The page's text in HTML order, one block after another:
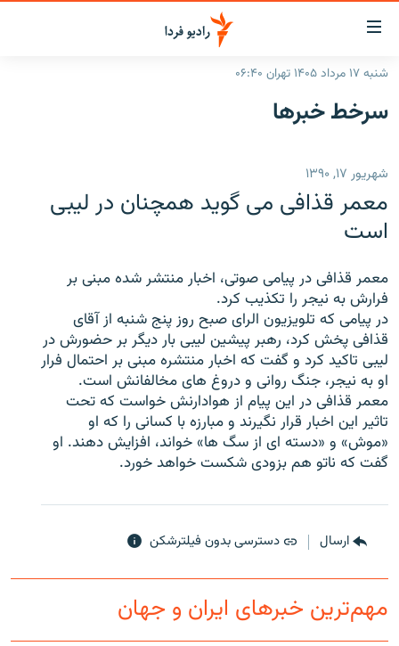
لینک‌های
قابلیت
دسترسی
بازگشت
اصلی
رفتن
صفحه
ایران
انتخاب کنید و بشنوید
فرکانس‌ها
پادکست
گزارش‌های تصویری
گزارش‌های ویدئویی
زنان فردا
English
به ما بپیوندید
زبان‌های دیگر
شنبه ۱۷ مرداد ۱۴۰۵ تهران ۰۶:۴۰
سرخط‌ خبرها
شهریور ۱۷, ۱۳۹۰
معمر قذافی می گوید همچنان در لیبی
است
معمر قذافی در پیامی صوتی، اخبار منتشر شده مبنی بر
فرارش به نیجر را تکذیب کرد.
در پیامی که تلویزیون الرای صبح روز پنج شنبه از آقای
قذافی پخش کرد، رهبر پیشین لیبی بار دیگر بر حضورش در
لیبی تاکید کرد و گفت که اخبار منتشره مبنی بر احتمال فرار
او به نیجر، جنگ روانی و دروغ های مخالفانش است.
معمر قذافی در این پیام از هوادارنش خواست که تحت
تاثیر این اخبار قرار نگیرند و مبارزه با کسانی را که او
«موش» و «دسته ای از سگ ها» خواند، افزایش دهند. او
گفت که ناتو هم بزودی شکست خواهد خورد.
ارسال دسترسی بدون فیلترشکن
مهم‌ترین خبرهای ایران و جهان